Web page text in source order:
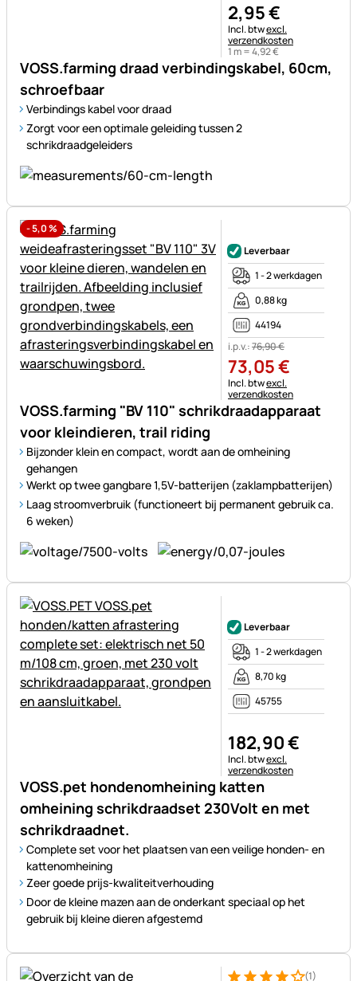
VOSS.farming draad verbindingskabel, 60cm,
schroefbaar
Verbindings kabel voor draad
Zorgt voor een optimale geleiding tussen 2
schrikdraadgeleiders
2,95€
Belastinginformatie:
Incl. btwexcl.
verzendkosten
1 m =4,92€
-5,0%
VOSS.farming "BV 110" schrikdraadapparaat
voor kleindieren, trail riding
Bijzonder klein en compact, wordt aan de omheining
gehangen
Werkt op twee gangbare 1,5V-batterijen (zaklampbatterijen)
Laag stroomverbruik (functioneert bij permanent gebruik ca.
6 weken)
Leverbaar
1 - 2 werkdagen
0,88 kg
44194
i.p.v.:76,90€
73,05€
Belastinginformatie:
Incl. btwexcl.
verzendkosten
VOSS.pet hondenomheining katten
omheining schrikdraadset 230Volt en met
schrikdraadnet.
Complete set voor het plaatsen van een veilige honden- en
kattenomheining
Zeer goede prijs-kwaliteitverhouding
Door de kleine mazen aan de onderkant speciaal op het
gebruik bij kleine dieren afgestemd
Leverbaar
1 - 2 werkdagen
8,70 kg
45755
182,90€
Belastinginformatie:
Incl. btwexcl.
verzendkosten
(1)